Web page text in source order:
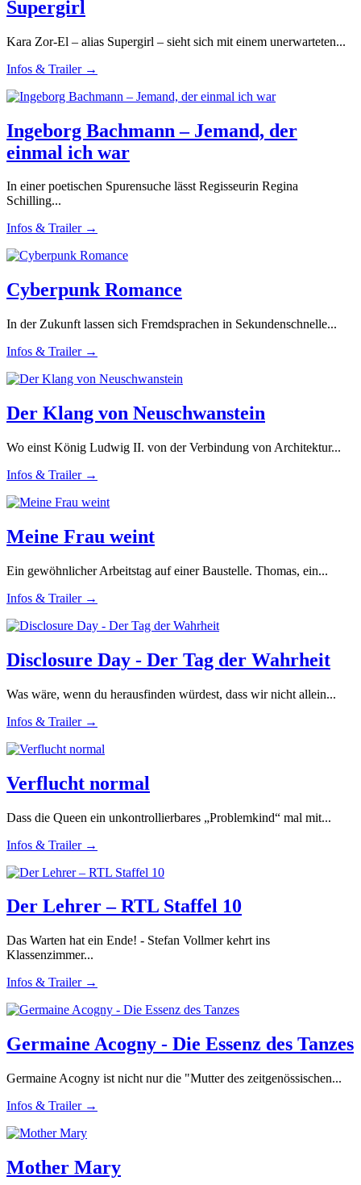
Supergirl
Kara Zor-El – alias Supergirl – sieht sich mit einem unerwarteten...
Infos & Trailer →
Ingeborg Bachmann – Jemand, der
einmal ich war
In einer poetischen Spurensuche lässt Regisseurin Regina
Schilling...
Infos & Trailer →
Cyberpunk Romance
In der Zukunft lassen sich Fremdsprachen in Sekundenschnelle...
Infos & Trailer →
Der Klang von Neuschwanstein
Wo einst König Ludwig II. von der Verbindung von Architektur...
Infos & Trailer →
Meine Frau weint
Ein gewöhnlicher Arbeitstag auf einer Baustelle. Thomas, ein...
Infos & Trailer →
Disclosure Day - Der Tag der Wahrheit
Was wäre, wenn du herausfinden würdest, dass wir nicht allein...
Infos & Trailer →
Verflucht normal
Dass die Queen ein unkontrollierbares „Problemkind“ mal mit...
Infos & Trailer →
Der Lehrer – RTL Staffel 10
Das Warten hat ein Ende! - Stefan Vollmer kehrt ins
Klassenzimmer...
Infos & Trailer →
Germaine Acogny - Die Essenz des Tanzes
Germaine Acogny ist nicht nur die "Mutter des zeitgenössischen...
Infos & Trailer →
Mother Mary